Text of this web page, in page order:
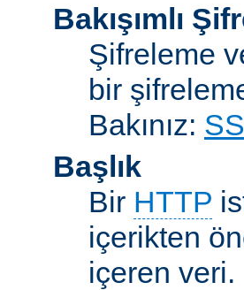
Bakışımlı
Şifreleme
bir
Bakınız:
Başlık
Bir HTTP
içerikten
içeren veri.